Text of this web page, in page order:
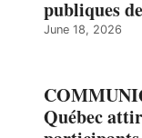
publiques
June 18, 2026
Québec